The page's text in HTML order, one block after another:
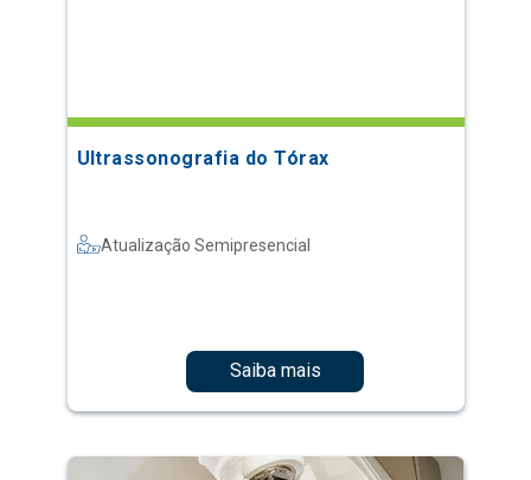
Ultrassonografia do Tórax
Atualização Semipresencial
Saiba mais